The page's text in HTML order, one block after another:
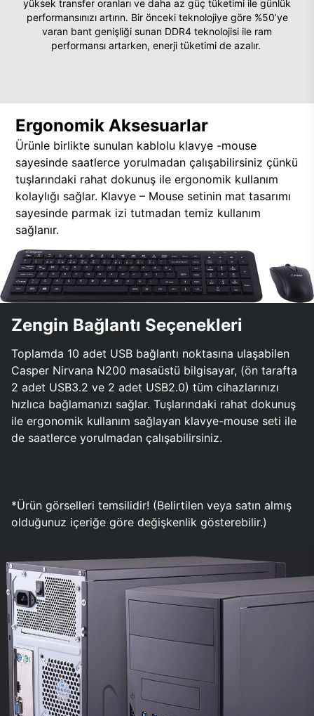
yüksek transfer oranları ve daha az güç tüketimi ile günlük
performansınızı artırın. Bir önceki teknolojiye göre %50’ye
varan bant genişliği sunan DDR4 teknolojisi ile ram
performansı artarken, enerji tüketimi de azalır.
Ergonomik Aksesuarlar
Ürünle birlikte sunulan kablolu klavye -mouse
sayesinde saatlerce yorulmadan çalışabilirsiniz çünkü
tuşlarındaki rahat dokunuş ile ergonomik kullanım
kolaylığı sağlar. Klavye – Mouse setinin mat tasarımı
sayesinde parmak izi tutmadan temiz kullanım
sağlanır.
Zengin Bağlantı Seçenekleri
Toplamda 10 adet USB bağlantı noktasına ulaşabilen
Casper Nirvana N200 masaüstü bilgisayar, (ön tarafta
2 adet USB3.2 ve 2 adet USB2.0) tüm cihazlarınızı
hızlıca bağlamanızı sağlar. Tuşlarındaki rahat dokunuş
ile ergonomik kullanım sağlayan klavye-mouse seti ile
de saatlerce yorulmadan çalışabilirsiniz.
*Ürün görselleri temsilidir! (Belirtilen veya satın almış
olduğunuz içeriğe göre değişkenlik gösterebilir.)